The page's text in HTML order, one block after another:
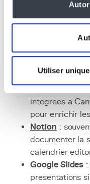
Utiliser
graphique
Buffer /
Canva en aval
integrees a
pour enrichir
Notion :
documenter la
calendrier
Google Slides
presentations